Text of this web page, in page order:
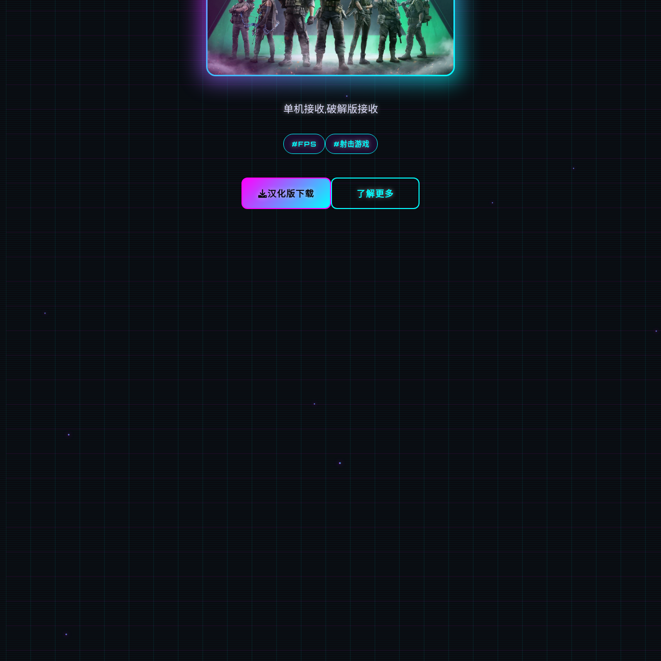
单机接收,破解版接收
#FPS #射击游戏
汉化版下载 了解更多